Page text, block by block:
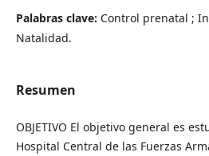
Palabras clave: Control prenatal ;
Natalidad.
Resumen
OBJETIVO El objetivo general es
Hospital Central de las Fuerzas